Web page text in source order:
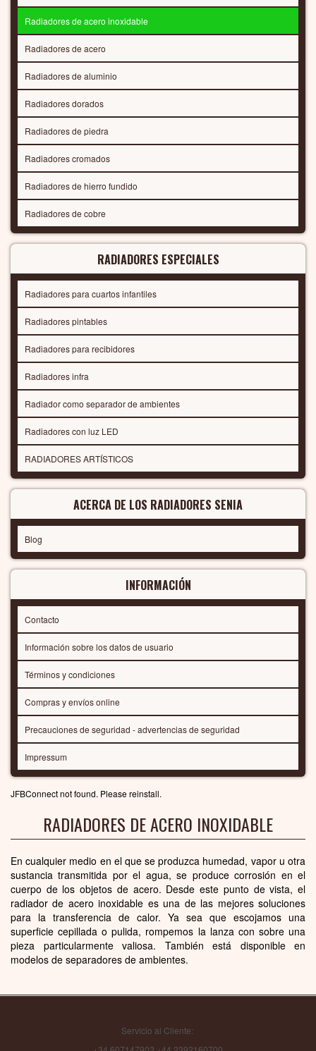
Radiadores de acero inoxidable
Radiadores de acero
Radiadores de aluminio
Radiadores dorados
Radiadores de piedra
Radiadores cromados
Radiadores de hierro fundido
Radiadores de cobre
RADIADORES ESPECIALES
Radiadores para cuartos infantiles
Radiadores pintables
Radiadores para recibidores
Radiadores infra
Radiador como separador de ambientes
Radiadores con luz LED
RADIADORES ARTÍSTICOS
ACERCA DE LOS RADIADORES SENIA
Blog
INFORMACIÓN
Contacto
Información sobre los datos de usuario
Términos y condiciones
Compras y envíos online
Precauciones de seguridad - advertencias de seguridad
Impressum
JFBConnect not found. Please reinstall.
RADIADORES DE ACERO INOXIDABLE
En cualquier medio en el que se produzca humedad, vapor u otra
sustancia transmitida por el agua, se produce corrosión en el
cuerpo de los objetos de acero. Desde este punto de vista, el
radiador de acero inoxidable es una de las mejores soluciones
para la transferencia de calor. Ya sea que escojamos una
superficie cepillada o pulida, rompemos la lanza con sobre una
pieza particularmente valiosa. También está disponible en
modelos de separadores de ambientes.
Servicio al Cliente: